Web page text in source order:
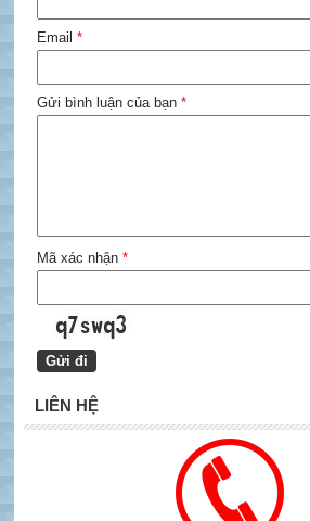
Email *
Gửi bình luận của bạn *
Mã xác nhận *
LIÊN HỆ